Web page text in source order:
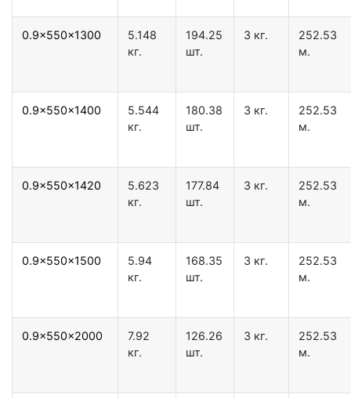
0.9x550x1300
5.148
кг.
194.25
шт.
3 кг.
252.53
м.
0.9x550x1400
5.544
кг.
180.38
шт.
3 кг.
252.53
м.
0.9x550x1420
5.623
кг.
177.84
шт.
3 кг.
252.53
м.
0.9x550x1500
5.94
кг.
168.35
шт.
3 кг.
252.53
м.
0.9x550x2000
7.92
кг.
126.26
шт.
3 кг.
252.53
м.